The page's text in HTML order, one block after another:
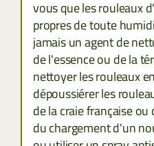
vous que les rouleaux
propres de toute
jamais un agent de
de l'essence ou de la
nettoyer les rouleaux
dépoussiérer les
de la craie française
du chargement d'un